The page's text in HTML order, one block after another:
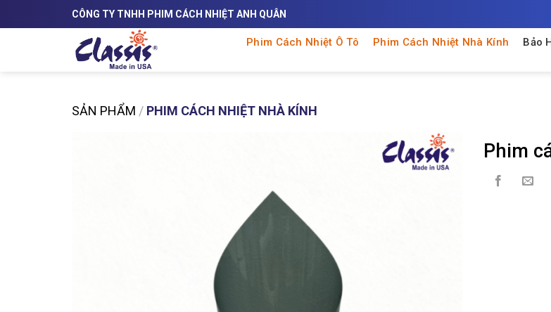
content
CÔNG TY TNHH PHIM CÁCH NHIỆT ANH QUÂN
Phim Cách Nhiệt Ô Tô Phim Cách Nhiệt Nhà Kính Bảo
SẢN PHẨM / PHIM CÁCH NHIỆT NHÀ KÍNH
Phim